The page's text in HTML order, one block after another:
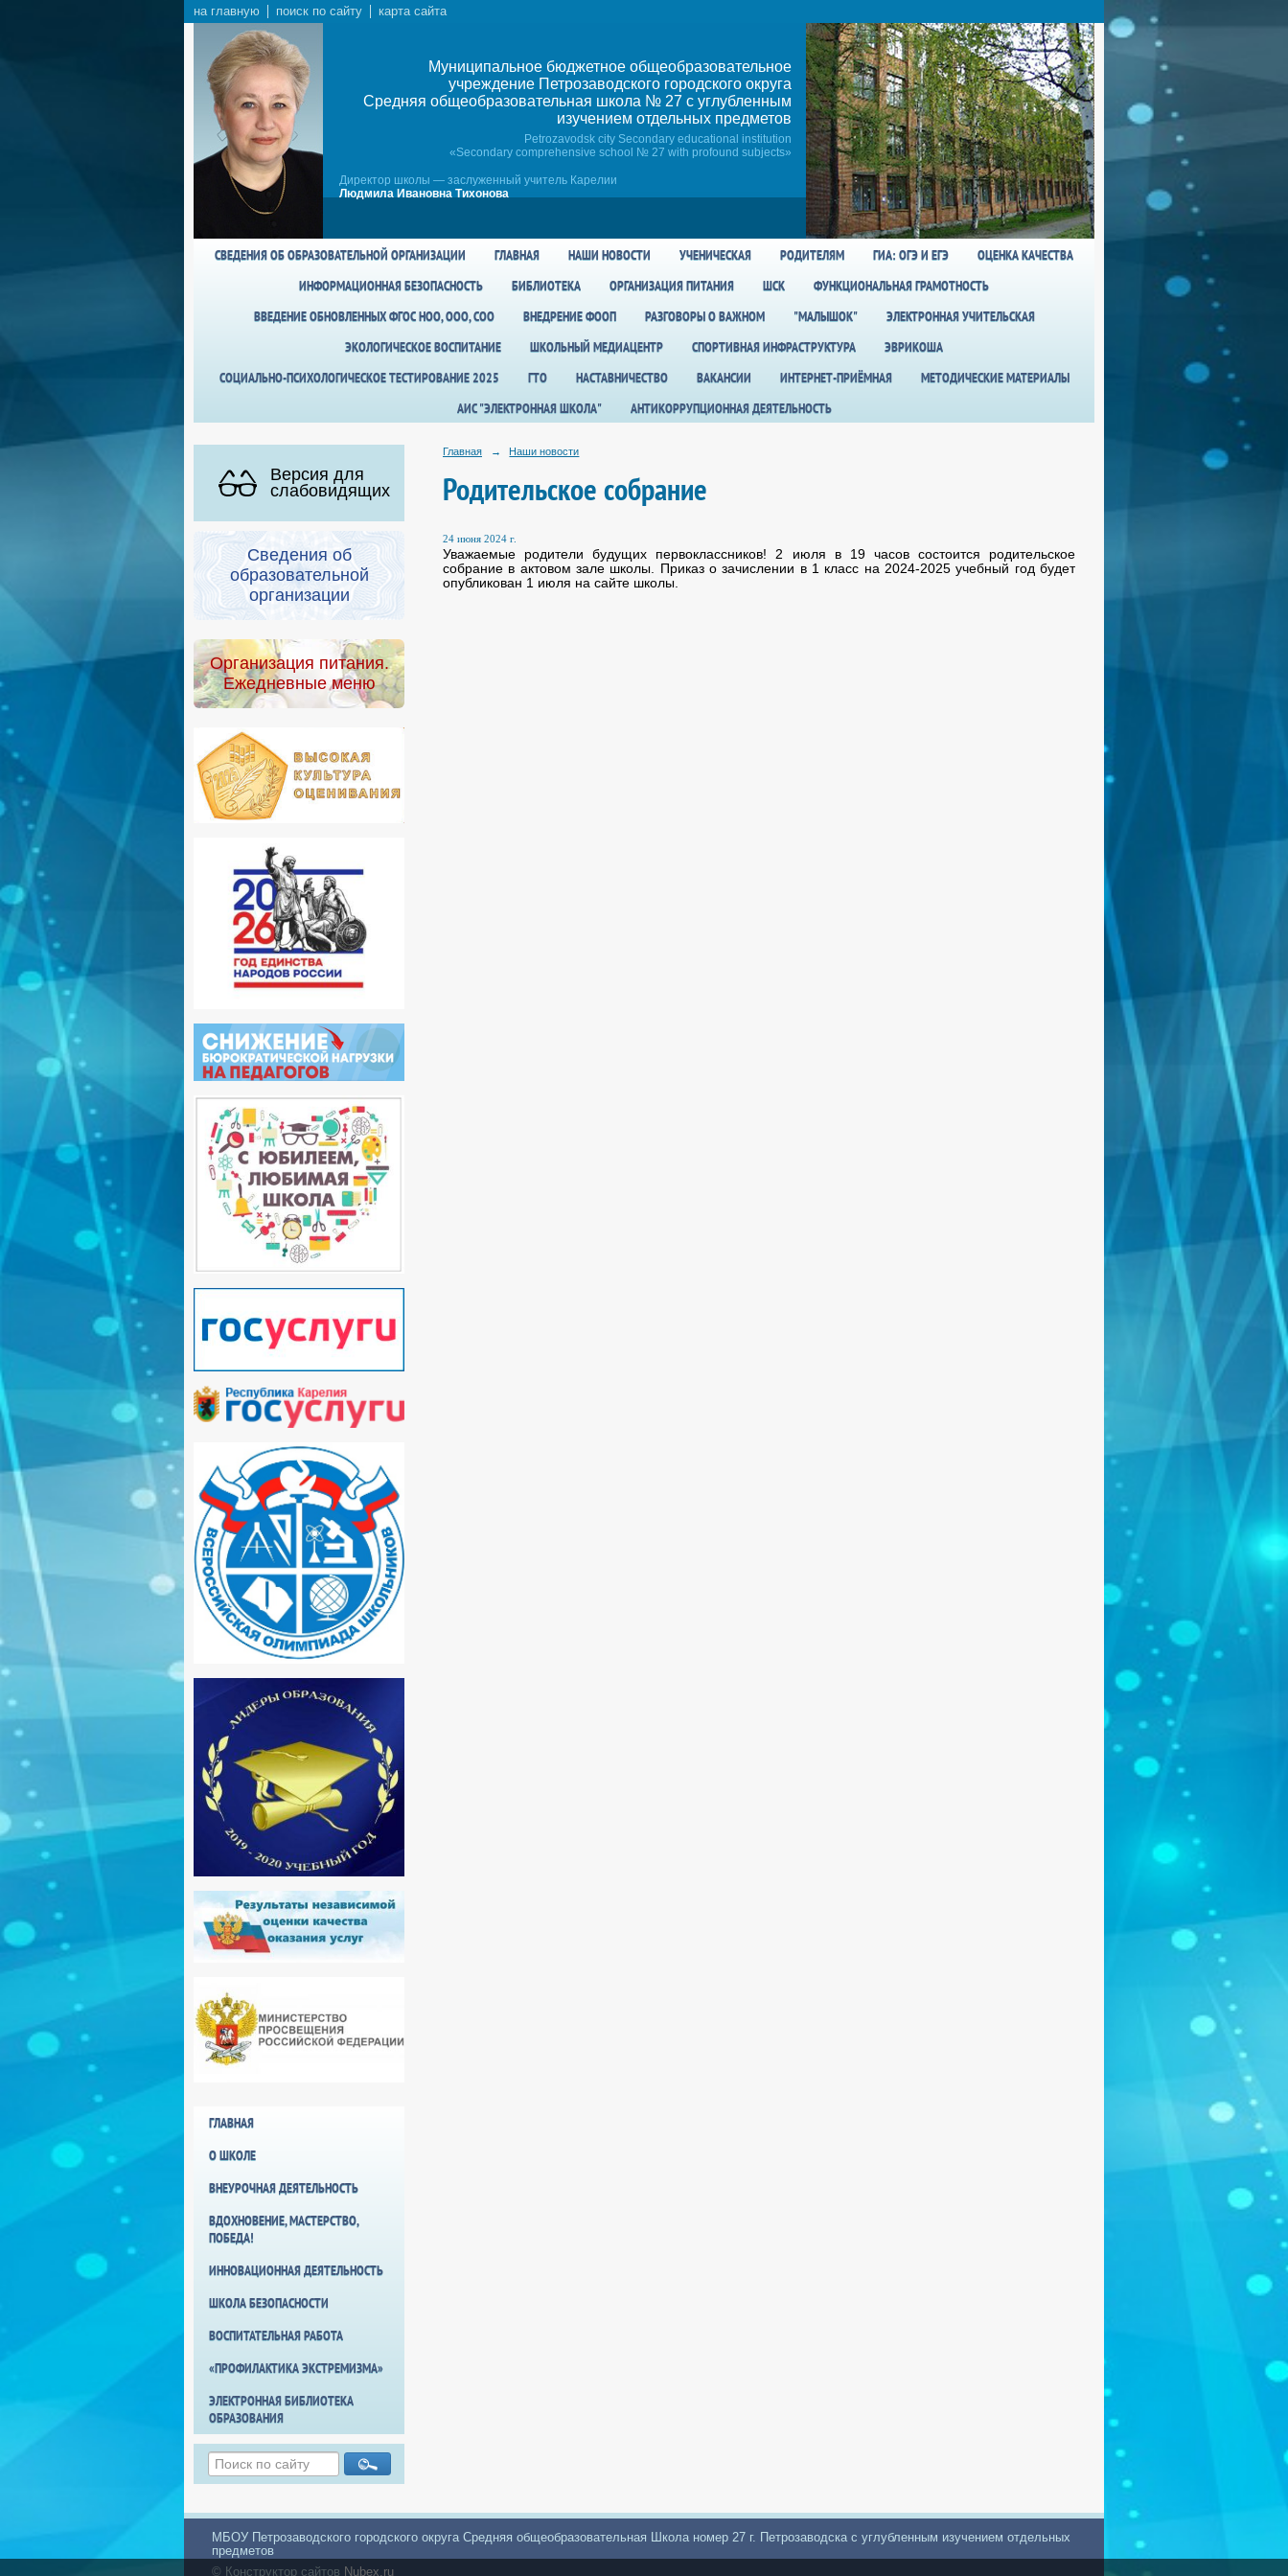
на главную поиск по сайту карта сайта
Муниципальное бюджетное общеобразовательное
учреждение Петрозаводского городского округа
Средняя общеобразовательная школа № 27 c углубленным
изучением отдельных предметов
Petrozavodsk city Secondary educational institution
«Secondary comprehensive school № 27 with profound subjects»
Директор школы — заслуженный учитель Карелии
Людмила Ивановна Тихонова
СВЕДЕНИЯ ОБ ОБРАЗОВАТЕЛЬНОЙ ОРГАНИЗАЦИИ ГЛАВНАЯ НАШИ НОВОСТИ УЧЕНИЧЕСКАЯ РОДИТЕЛЯМ ГИА: ОГЭ И ЕГЭ
ОЦЕНКА КАЧЕСТВА
ИНФОРМАЦИОННАЯ БЕЗОПАСНОСТЬ
БИБЛИОТЕКА ОРГАНИЗАЦИЯ ПИТАНИЯ ШСК
ФУНКЦИОНАЛЬНАЯ ГРАМОТНОСТЬ
ВВЕДЕНИЕ ОБНОВЛЕННЫХ ФГОС НОО, ООО, СОО
ВНЕДРЕНИЕ ФООП РАЗГОВОРЫ О ВАЖНОМ "МАЛЫШОК"
ЭЛЕКТРОННАЯ УЧИТЕЛЬСКАЯ
ЭКОЛОГИЧЕСКОЕ ВОСПИТАНИЕ
ШКОЛЬНЫЙ МЕДИАЦЕНТР СПОРТИВНАЯ ИНФРАСТРУКТУРА
ЭВРИКОША
СОЦИАЛЬНО-ПСИХОЛОГИЧЕСКОЕ ТЕСТИРОВАНИЕ 2025
ГТО НАСТАВНИЧЕСТВО ВАКАНСИИ ИНТЕРНЕТ-ПРИЁМНАЯ
МЕТОДИЧЕСКИЕ МАТЕРИАЛЫ
АИС "ЭЛЕКТРОННАЯ ШКОЛА"
АНТИКОРРУПЦИОННАЯ ДЕЯТЕЛЬНОСТЬ
Версия для
слабовидящих
Сведения об
образовательной
организации
Организация питания.
Ежедневные меню
ГЛАВНАЯ
О ШКОЛЕ
ВНЕУРОЧНАЯ ДЕЯТЕЛЬНОСТЬ
ВДОХНОВЕНИЕ, МАСТЕРСТВО,
ПОБЕДА!
ИННОВАЦИОННАЯ ДЕЯТЕЛЬНОСТЬ
ШКОЛА БЕЗОПАСНОСТИ
ВОСПИТАТЕЛЬНАЯ РАБОТА
«ПРОФИЛАКТИКА ЭКСТРЕМИЗМА»
ЭЛЕКТРОННАЯ БИБЛИОТЕКА
ОБРАЗОВАНИЯ
Главная → Наши новости
Родительское собрание
24 июня 2024 г.
Уважаемые родители будущих первоклассников! 2 июля в 19 часов состоится родительское
собрание в актовом зале школы. Приказ о зачислении в 1 класс на 2024-2025 учебный год будет
опубликован 1 июля на сайте школы.
МБОУ Петрозаводского городского округа Средняя общеобразовательная Школа номер 27 г. Петрозаводска с углубленным изучением отдельных
предметов
© Конструктор сайтов Nubex.ru